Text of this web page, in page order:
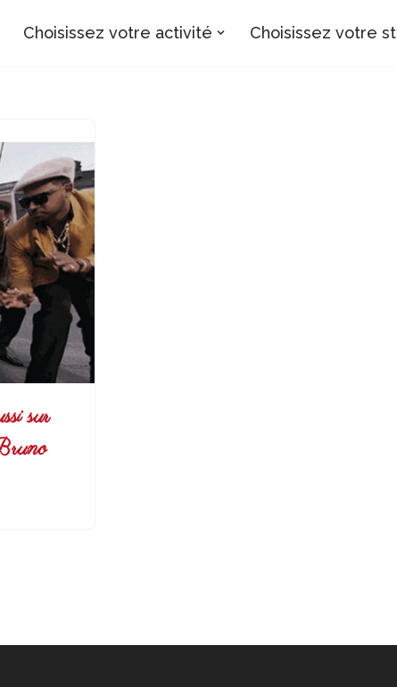
Choisissez votre activité Choisissez votre
sur